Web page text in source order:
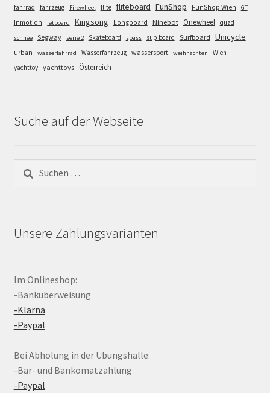
fahrrad
fahrzeug Firewheel flite fliteboard FunShop FunShop Wien GT
Inmotion jetboard Kingsong Longboard Ninebot Onewheel quad
schnee Segway serie 2 Skateboard spass sup board Surfboard Unicycle
urban wasserfahrrad Wasserfahrzeug wassersport weihnachten
Wien
yachttoy yachttoys Österreich
Suche auf der Webseite
Suchen
nach:
Unsere Zahlungsvarianten
Im Onlineshop:
-Banküberweisung
-Klarna
-Paypal
Bei Abholung in der Übungshalle:
-Bar- und Bankomatzahlung
-Paypal